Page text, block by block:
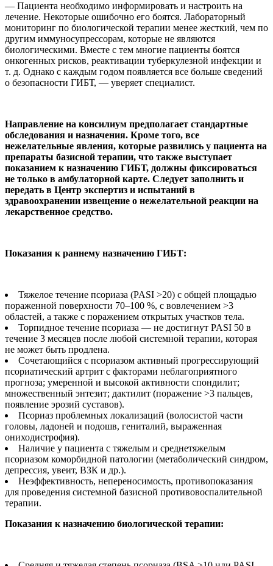
— Пациента необходимо информировать и настроить на
лечение. Некоторые ошибочно его боятся. Лабораторный
мониторинг по биологической терапии менее жесткий, чем по
другим иммуносупрессорам, которые не являются
биологическими. Вместе с тем многие пациенты боятся
онкогенных рисков, реактивации туберкулезной инфекции и
т. д. Однако с каждым годом появляется все больше сведений
о безопасности ГИБТ, — уверяет специалист.
Направление на консилиум предполагает стандартные
обследования и назначения. Кроме того, все
нежелательные явления, которые развились у пациента на
препараты базисной терапии, что также выступает
показанием к назначению ГИБТ, должны фиксироваться
не только в амбулаторной карте. Следует заполнить и
передать в Центр экспертиз и испытаний в
здравоохранении извещение о нежелательной реакции на
лекарственное средство.
Показания к раннему назначению ГИБТ:
Тяжелое течение псориаза (PASI >20) c общей площадью
пораженной поверхности 70–100 %, с вовлечением >3
областей, а также с поражением открытых участков тела.
Торпидное течение псориаза — не достигнут PASI 50 в
течение 3 месяцев после любой системной терапии, которая
не может быть продлена.
Сочетающийся с псориазом активный прогрессирующий
псориатический артрит с факторами неблагоприятного
прогноза; умеренной и высокой активности спондилит;
множественный энтезит; дактилит (поражение >3 пальцев,
появление эрозий суставов).
Псориаз проблемных локализаций (волосистой части
головы, ладоней и подошв, гениталий, выраженная
ониходистрофия).
Наличие у пациента с тяжелым и среднетяжелым
псориазом коморбидной патологии (метаболический синдром,
депрессия, увеит, ВЗК и др.).
Неэффективность, непереносимость, противопоказания
для проведения системной базисной противовоспалительной
терапии.
Показания к назначению биологической терапии: